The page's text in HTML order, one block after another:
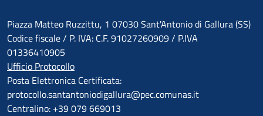
Piazza Matteo Ruzzittu, 1 07030 Sant'Antonio di Gallura (SS)
Codice fiscale / P. IVA: C.F. 91027260909 / P.IVA
01336410905
Ufficio Protocollo
Posta Elettronica Certificata:
protocollo.santantoniodigallura@pec.comunas.it
Centralino: +39 079 669013